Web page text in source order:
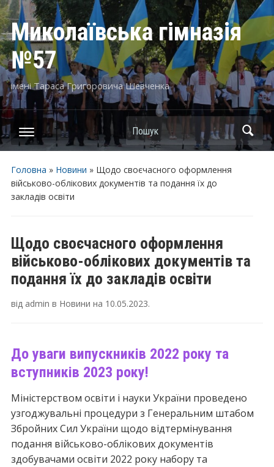
Миколаївська гімназія
№57
імені Тараса Григоровича Шевченка
Пошук
Головна » Новини » Щодо своєчасного оформлення
військово-облікових документів та подання їх до
закладів освіти
Щодо своєчасного оформлення
військово-облікових документів та
подання їх до закладів освіти
від admin в Новини на 10.05.2023.
До уваги випускників 2022 року та
вступників 2023 року!
Міністерством освіти і науки України проведено
узгоджувальні процедури з Генеральним штабом
Збройних Сил України щодо відтермінування
подання військово-облікових документів
здобувачами освіти 2022 року набору та